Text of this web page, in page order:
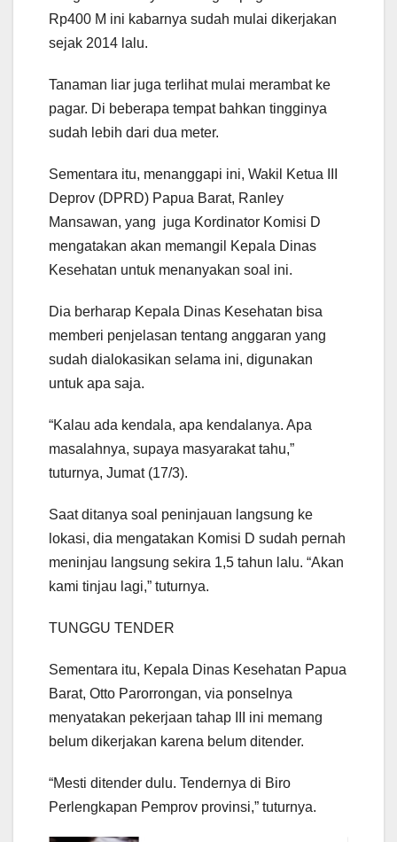
Rp400 M ini kabarnya sudah mulai dikerjakan
sejak 2014 lalu.
Tanaman liar juga terlihat mulai merambat ke
pagar. Di beberapa tempat bahkan tingginya
sudah lebih dari dua meter.
Sementara itu, menanggapi ini, Wakil Ketua III
Deprov (DPRD) Papua Barat, Ranley
Mansawan, yang juga Kordinator Komisi D
mengatakan akan memangil Kepala Dinas
Kesehatan untuk menanyakan soal ini.
Dia berharap Kepala Dinas Kesehatan bisa
memberi penjelasan tentang anggaran yang
sudah dialokasikan selama ini, digunakan
untuk apa saja.
“Kalau ada kendala, apa kendalanya. Apa
masalahnya, supaya masyarakat tahu,”
tuturnya, Jumat (17/3).
Saat ditanya soal peninjauan langsung ke
lokasi, dia mengatakan Komisi D sudah pernah
meninjau langsung sekira 1,5 tahun lalu. “Akan
kami tinjau lagi,” tuturnya.
TUNGGU TENDER
Sementara itu, Kepala Dinas Kesehatan Papua
Barat, Otto Parorrongan, via ponselnya
menyatakan pekerjaan tahap III ini memang
belum dikerjakan karena belum ditender.
“Mesti ditender dulu. Tendernya di Biro
Perlengkapan Pemprov provinsi,” tuturnya.